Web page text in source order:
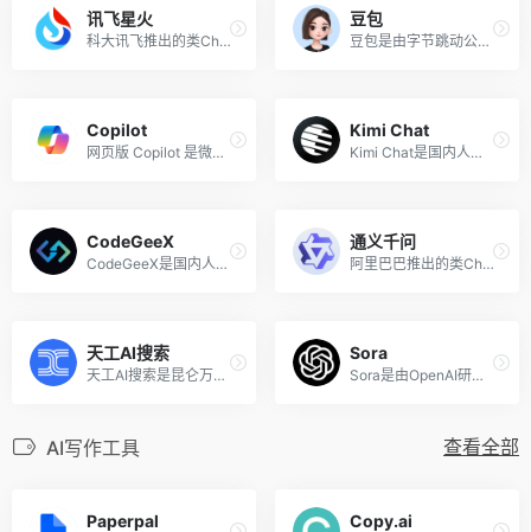
讯飞星火
科大讯飞推出的类ChatGPT的讯飞星火认知大模型
豆包
豆包是由字节跳动公司推出的一款多功能人工智能工具和免费AI聊天机器人，基于云雀模型（豆包大模型）构建。该免费AI对话助手具备文案创作、PDF问答、长文本分析、学习辅助、图像生成、信息搜索与整合、AI智能体等能力，能够理解用户需求并提供个性化服务。
Copilot
网页版 Copilot 是微软在 2023 Ignite 技术大会上最新推出的在线使用 Microsoft Copilot 助手和聊天机器人的版本，不再只限定在微软的Bing、Skype或其他Office软件应用中才能体验，以便于电脑桌面端用户直接在浏览器中体验 Copilot 的 AI 聊天服务。
Kimi Chat
Kimi Chat是国内人工智能初创公司Moonshot AI（月之暗面）推出的智能对话助手，支持输入长达20万汉字的上下文。Kimi Chat擅长中文和英文的对话，可以帮助用户解决各类生活和工作中的问题、提供实用的信息和参考建议。
CodeGeeX
CodeGeeX是国内人工智能公司智谱AI开发的对标GitHub Copilot的AI编程工具，该工具基于其CodeGeeX2多语言代码生成模型，支持Python、Java、C++/C、JavaScript、Go等多种编程语言，可以实现代码的生成与补全、自动添加注释、代码翻译以及智能问答等功能，帮助开发者快速编写代码，提升开发效率。
通义千问
阿里巴巴推出的类ChatGPT响应人类指令的大模型，已免费开放
天工AI搜索
天工AI搜索是昆仑万维最新推出的国内第一款融入大语言模型的AI搜索引擎，作为国内第一款应用级的落地产品，助推传统搜索跨越式迈入AI时代，现已开启内测申请。
Sora
Sora是由OpenAI研发的AI视频生成模型，具备将文本描述转化为视频的能力，能够创造出既逼真又富有想象力的视频场景。该模型专注于模拟物理世界的运动，旨在帮助人们解决需要现实世界互动的问题。Sora 能够生成长达一分钟的视频，同时保持视觉质量和对用户输入的高度还原。
AI写作工具 查看全部
Paperpal Copy.ai